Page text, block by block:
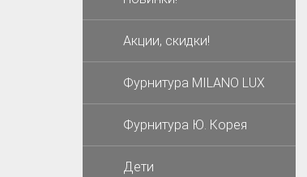
Акции, скидки!
Фурнитура MILANO LUX
Фурнитура Ю. Корея
Дети